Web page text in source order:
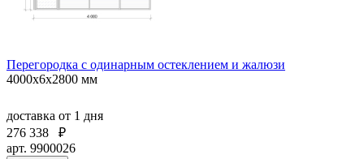
Перегородка с одинарным остеклением и жалюзи
4000х6х2800 мм
доставка от 1 дня
276 338
₽
арт. 9900026